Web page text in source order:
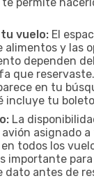
vuelo: El
alimentos y las
dependen
que
en tu
incluye tu
La
asignado
todos los
importante
dato antes de